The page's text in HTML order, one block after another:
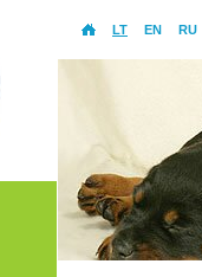
LT EN RU